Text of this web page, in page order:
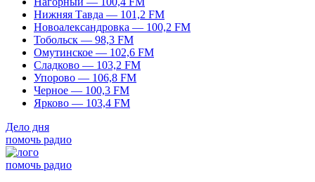
Нижняя Тавда — 101,2 FM
Новоалександровка — 100,2 FM
Тобольск — 98,3 FM
Омутинское — 102,6 FM
Сладково — 103,2 FM
Упорово — 106,8 FM
Черное — 100,3 FM
Ярково — 103,4 FM
Дело дня
помочь радио
помочь радио